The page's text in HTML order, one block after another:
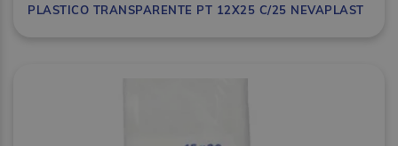
PLASTICO TRANSPARENTE PT 12X25 C/25 NEVAPLAST